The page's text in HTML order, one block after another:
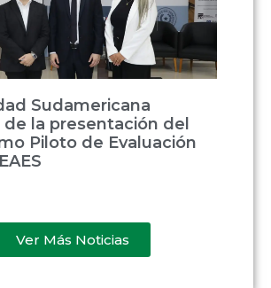
Sudamericana
la presentación del
Piloto de Evaluación
Ver Más Noticias